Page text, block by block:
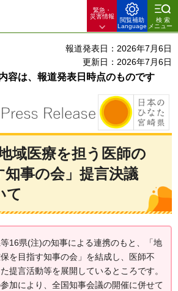
緊急・
災害情報
閲覧補助
Language
検索
メニュー
報道発表日：2026年7月6日
更新日：2026年7月6日
容は、報道発表日時点のものです
域医療を担う医師の
知事の会」提言決議
て
16県(注)の知事による連携のもと、「地
を目指す知事の会」を結成し、医師不
提言活動等を展開しているところです。
加により、全国知事会議の開催に併せて